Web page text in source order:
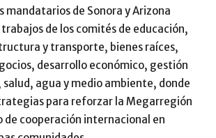
mandatarios de Sonora y Arizona
de los comités de educación,
y transporte, bienes raíces,
desarrollo económico, gestión
agua y medio ambiente, donde
para reforzar la Megarregión
de cooperación internacional en